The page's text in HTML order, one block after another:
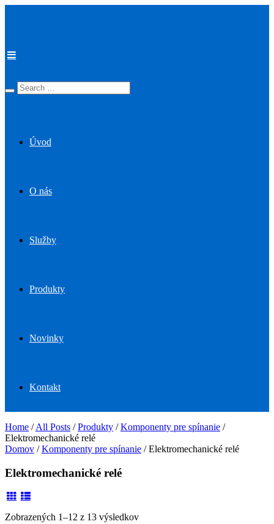
Úvod
O nás
Služby
Produkty
Novinky
Kontakt
Home /All Posts /Produkty /Komponenty pre spínanie /
Elektromechanické relé
Domov /Komponenty pre spínanie / Elektromechanické relé
Elektromechanické relé
Zobrazených 1–12 z 13 výsledkov